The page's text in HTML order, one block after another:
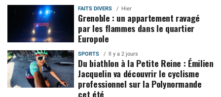
FAITS DIVERS Hier
Grenoble : un appartement ravagé
par les flammes dans le quartier
Europole
SPORTS Il y a 2 jours
Du biathlon à la Petite Reine : Émilien
Jacquelin va découvrir le cyclisme
professionnel sur la Polynormande
cet été